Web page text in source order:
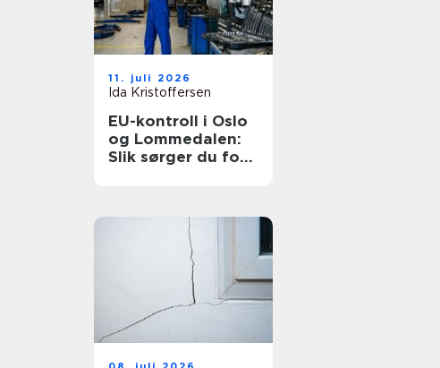
11. juli 2026
Ida Kristoffersen
EU-kontroll i Oslo
og Lommedalen:
Slik sørger du for